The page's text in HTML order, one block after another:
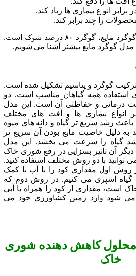
انواع بیماری ها زیاد کند.
را چند برابر کند.
یکی از مدل های محبوب گوگرد مایع، گوگرد ۸۰ درصد شوک است.
مدل گوگرد مایع بیشتر آشنا می شویم.
از ترکیب گوگرد و پتاسیم تشکیل شده است.
استفاده همه گیاهان مناسب است. دو
درمانی و حفاظتی آن است. این مدل
انواع بیماری ها و آفت های مختلف
رشد سریع تر گیاه و دانه های میوه
گوگرد ۸۰ درصد به دلیل خاصیت مایع بودن آن سریع تر
گیاه را سرعت می بخشد. این مدل
دیگر آن تاثیر بسزایی در رفع شوری خاک
توانید با دو روش مختلف استفاده کنید.
روش اول مقداری کود را با آب با کمک
اسپری می کنیم. در روش دوم که
مقداری از کود را همراه با آبی
می شود وارد زمین کشاورزی خود می
محلول کاهش دهنده شوری
خاک